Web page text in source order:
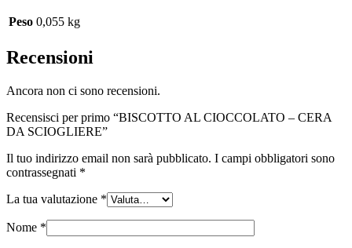
Peso 0,055 kg
Recensioni
Ancora non ci sono recensioni.
Recensisci per primo “BISCOTTO AL CIOCCOLATO – CERA
DA SCIOGLIERE”
Il tuo indirizzo email non sarà pubblicato. I campi obbligatori sono
contrassegnati *
La tua valutazione *
Nome *